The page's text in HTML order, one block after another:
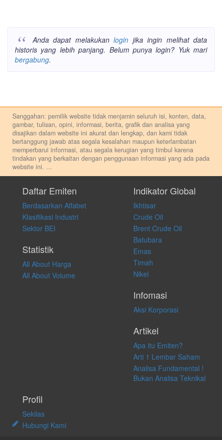
Anda dapat melakukanlogin jika ingin melihat data
historis yang lebih panjang. Belum punya login? Yuk mari
bergabung.
Sanggahan: pemilik website tidak menjamin seluruh isi, konten, data,
gambar, tulisan, opini, informasi, berita, grafik dan analisa yang
disajikan dalam website ini akurat dan lengkap, dan kami tidak
bertanggung jawab atas segala kesalahan maupun keterlambatan
memperbarui informasi, atau segala kerugian yang timbul karena
tindakan yang berkaitan dengan penggunaan informasi yang ada pada
website ini. ...
pribadi. Kami tidak memberi anjuran, saran, rekomendasi untuk
membeli, menjual atau melakukan aktivitas lain yang terkait dengan
transaksi perdagangan apapun, dan kami tidak bertanggung jawab
atas keputusan investasi yang dilakukan dalam kondisi dan situasi
apapun juga, yang diakibatkan secara langsung maupun tidak
langsung atas konten pada website ini.
Daftar Emiten
Berdasarkan Alfabet
Klasifikasi Industri
Sektor BEI
Statistik
All About Harga
All About Volume
Indikator Global
Ikhtisar
Crude Oil
Brent Crude Oil
Batubara
Emas
Timah
Nikel
Infomasi
Aksi Korporasi
Artikel
Apa itu Emiten?
Arti 1 Lembar Saham
Analisa Fundamental !
Bukan Analisa Teknikal
Profil
Sekilas
Hubungi Kami